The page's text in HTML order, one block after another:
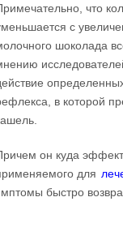
что
с
шоколада
в которой
он куда
для
быстро